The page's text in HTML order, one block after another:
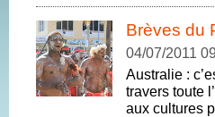
Brèves du
04/07/2011
Australie :
travers toute
aux cultures